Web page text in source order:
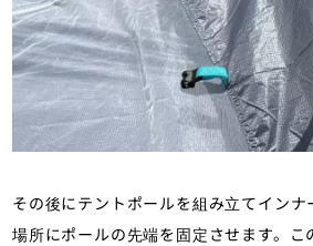
その後にテントポールを組み立てイン
場所にポールの先端を固定させます。こ